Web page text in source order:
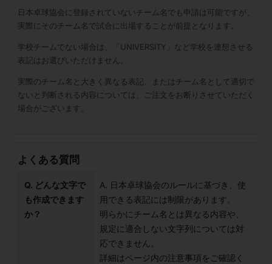
日本卓球協会に登録されていないチーム名でも申請は可能ですが、
実際にそのチーム名で試合に出場することが前提となります。
学校チームでない場合は、「UNIVERSITY」など学校を連想させる
表記はお選びいただけません。
実際のチーム名と大きく異なる表記、またはチーム名として適切で
ないと判断される内容については、ご注文をお断りさせていただく
場合がございます。
よくある質問
Q. どんな文字で
も作成できます
か？
A. 日本卓球協会のルールに基づき、使
用できる表記には制限があります。
明らかにチーム名とは異なる内容や、
規定に適合しない文字列については対
応できません。
詳細はページ内の注意事項をご確認く